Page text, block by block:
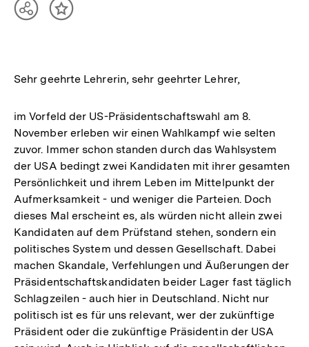
TeilenInhalt
Sehr geehrte Lehrerin, sehr geehrter Lehrer,
im Vorfeld der US-Präsidentschaftswahl am 8.
November erleben wir einen Wahlkampf wie selten
zuvor. Immer schon standen durch das Wahlsystem
der USA bedingt zwei Kandidaten mit ihrer gesamten
Persönlichkeit und ihrem Leben im Mittelpunkt der
Aufmerksamkeit - und weniger die Parteien. Doch
dieses Mal erscheint es, als würden nicht allein zwei
Kandidaten auf dem Prüfstand stehen, sondern ein
politisches System und dessen Gesellschaft. Dabei
machen Skandale, Verfehlungen und Äußerungen der
Präsidentschaftskandidaten beider Lager fast täglich
Schlagzeilen - auch hier in Deutschland. Nicht nur
politisch ist es für uns relevant, wer der zukünftige
Präsident oder die zukünftige Präsidentin der USA